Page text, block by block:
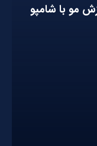
مو با شامپو